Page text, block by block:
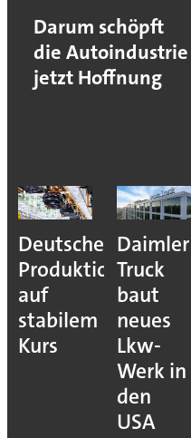
Darum schöpft
die Autoindustrie
jetzt Hoffnung
Deutsche
Produktion
auf
stabilem
Kurs
Daimler
Truck
baut
neues
Lkw-
Werk in
den
USA